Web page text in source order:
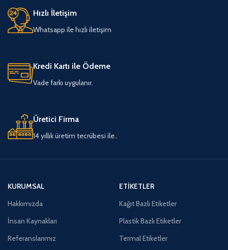
Hızlı İletişim
Whatsapp ile hızlı iletişim
Kredi Kartı ile Ödeme
Vade farkı uygulanır.
Üretici Firma
14 yıllık üretim tecrübesi ile..
KURUMSAL
Hakkımızda
İnsan Kaynakları
Referanslarımız
ETIKETLER
Kağıt Bazlı Etiketler
Plastik Bazlı Etiketler
Termal Etiketler